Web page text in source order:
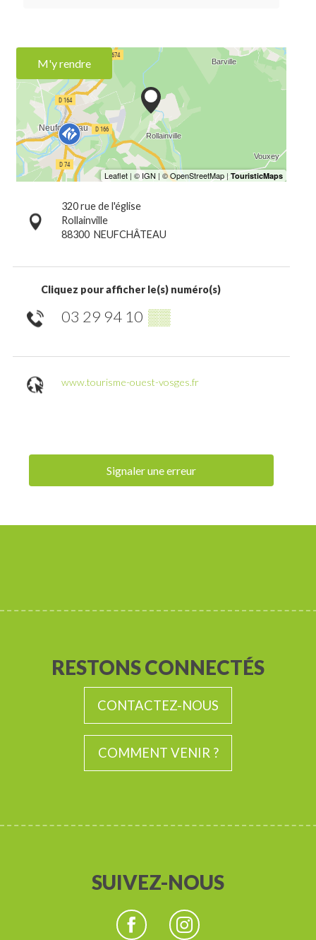
M'y rendre
320 rue de l'église
Rollainville
88300 NEUFCHÂTEAU
Cliquez pour afficher le(s) numéro(s)
03 29 94 10 ▒▒
www.tourisme-ouest-vosges.fr
Signaler une erreur
RESTONS CONNECTÉS
CONTACTEZ-NOUS
COMMENT VENIR ?
SUIVEZ-NOUS